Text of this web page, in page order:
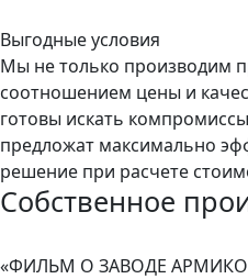
Выгодные условия
Мы не только производим
соотношением цены и
готовы искать
предложат максимально
решение при расчете
Собственное
«ФИЛЬМ О ЗАВОДЕ